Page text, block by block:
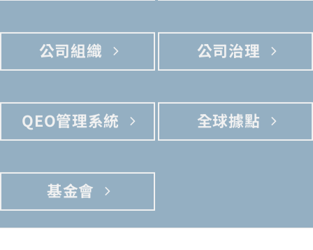
公司組織 公司治理
QEO管理系統 全球據點
基金會